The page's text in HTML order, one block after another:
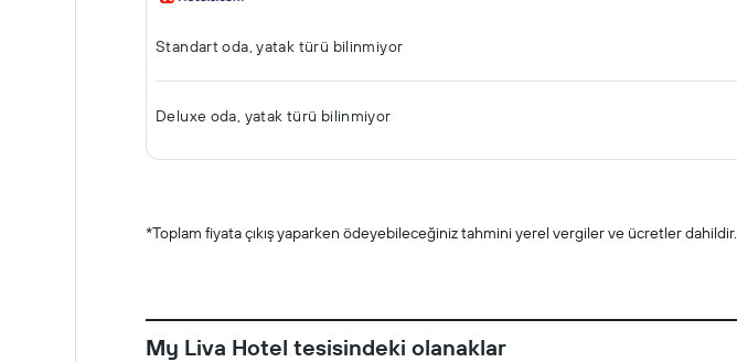
Standart oda, yatak türü bilinmiyor
Deluxe oda, yatak türü bilinmiyor
*Toplam fiyata çıkış yaparken ödeyebileceğiniz tahmini yerel vergiler ve ücretler dahildir.
My Liva Hotel tesisindeki olanaklar